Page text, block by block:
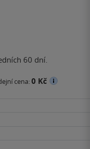
60 dní.
cena:0 Kč